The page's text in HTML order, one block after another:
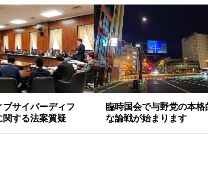
ブサイバーディフ
関する法案質疑
臨時国会で与野党の本格
な論戦が始まります